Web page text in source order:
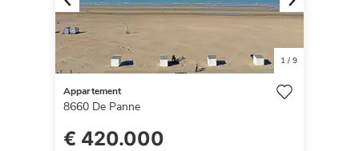
Previous Next
1/ 9
Appartement
8660 De Panne
€ 420.000